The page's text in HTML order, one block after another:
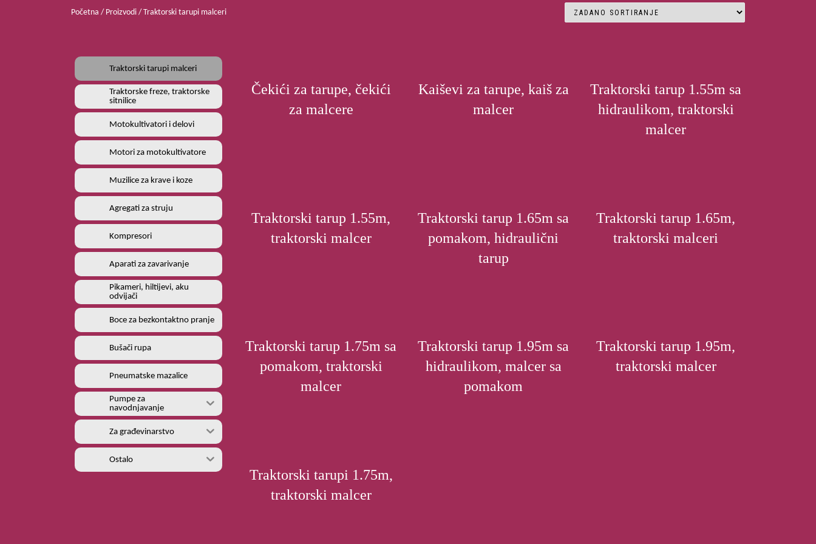
Početna / Proizvodi / Traktorski tarupi malceri
Čekići za tarupe, čekići
za malcere
Kaiševi za tarupe, kaiš za
malcer
Traktorski tarup 1.55m sa
hidraulikom, traktorski
malcer
Traktorski tarup 1.55m,
traktorski malcer
Traktorski tarup 1.65m sa
pomakom, hidraulični
tarup
Traktorski tarup 1.65m,
traktorski malceri
Traktorski tarup 1.75m sa
pomakom, traktorski
malcer
Traktorski tarup 1.95m sa
hidraulikom, malcer sa
pomakom
Traktorski tarup 1.95m,
traktorski malcer
Traktorski tarupi 1.75m,
traktorski malcer
Traktorski tarupi malceri
Traktorske freze, traktorske
sitnilice
Motokultivatori i delovi
Motori za motokultivatore
Muzilice za krave i koze
Agregati za struju
Kompresori
Aparati za zavarivanje
Pikameri, hiltijevi, aku
odvijači
Boce za bezkontaktno pranje
Bušači rupa
Pneumatske mazalice
Pumpe za
navodnjavanje
Za građevinarstvo
Ostalo